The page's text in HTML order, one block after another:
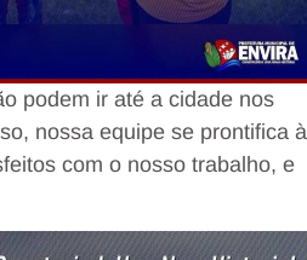
podem ir até a cidade nos
nossa equipe se prontifica à
com o nosso trabalho, e